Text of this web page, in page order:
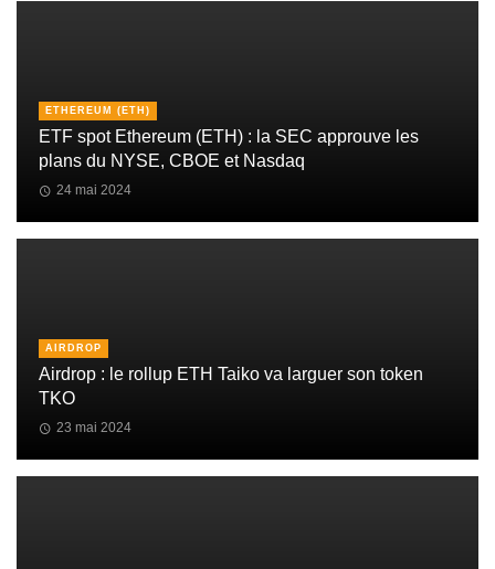
ETHEREUM (ETH)
ETF spot Ethereum (ETH) : la SEC approuve les
plans du NYSE, CBOE et Nasdaq
24 mai 2024
AIRDROP
Airdrop : le rollup ETH Taiko va larguer son token
TKO
23 mai 2024